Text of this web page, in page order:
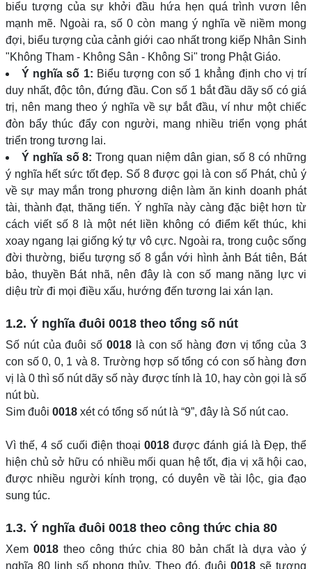
biểu tượng của sự khởi đầu hứa hẹn quá trình vươn lên
mạnh mẽ. Ngoài ra, số 0 còn mang ý nghĩa về niềm mong
đợi, biểu tượng của cảnh giới cao nhất trong kiếp Nhân Sinh
"Không Tham - Không Sân - Không Si" trong Phật Giáo.
Ý nghĩa số 1: Biểu tượng con số 1 khẳng định cho vị trí
duy nhất, độc tôn, đứng đầu. Con số 1 bắt đầu dãy số có giá
trị, nên mang theo ý nghĩa về sự bắt đầu, ví như một chiếc
đòn bẩy thúc đẩy con người, mang nhiều triển vọng phát
triển trong tương lai.
Ý nghĩa số 8: Trong quan niệm dân gian, số 8 có những
ý nghĩa hết sức tốt đẹp. Số 8 được gọi là con số Phát, chủ ý
về sự may mắn trong phương diện làm ăn kinh doanh phát
tài, thành đạt, thăng tiến. Ý nghĩa này càng đặc biệt hơn từ
cách viết số 8 là một nét liền không có điểm kết thúc, khi
xoay ngang lại giống ký tự vô cực. Ngoài ra, trong cuộc sống
đời thường, biểu tượng số 8 gắn với hình ảnh Bát tiên, Bát
bảo, thuyền Bát nhã, nên đây là con số mang năng lực vi
diệu trừ đi mọi điều xấu, hướng đến tương lai xán lạn.
1.2. Ý nghĩa đuôi 0018 theo tổng số nút
Số nút của đuôi số 0018là con số hàng đơn vị tổng của 3
con số 0, 0, 1 và 8. Trường hợp số tổng có con số hàng đơn
vị là 0 thì số nút dãy số này được tính là 10, hay còn gọi là số
nút bù.
Sim đuôi 0018 xét có tổng số nút là “9”, đây là Số nút cao.
Vì thế, 4 số cuối điện thoại0018 được đánh giá là Đẹp, thể
hiện chủ sở hữu có nhiều mối quan hệ tốt, địa vị xã hội cao,
được nhiều người kính trọng, có duyên về tài lộc, gia đạo
sung túc.
1.3. Ý nghĩa đuôi 0018 theo công thức chia 80
Xem 0018 theo công thức chia 80 bản chất là dựa vào ý
nghĩa 80 linh số phong thủy. Theo đó, đuôi 0018 sẽ tương